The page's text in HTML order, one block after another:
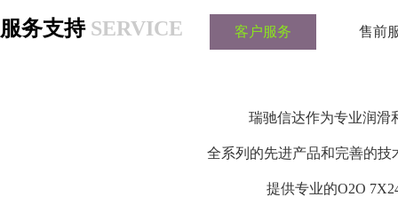
客户服务 售前
服务支持 SERVICE
瑞驰信达作为专业润滑
全系列的先进产品和完善的技
提供专业的O2O